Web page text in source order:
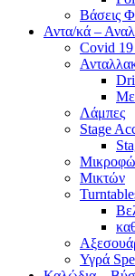
Βάσεις
Αντα/κά –
Covid
Λάμπες
Stage
Μικτών
Υγρά